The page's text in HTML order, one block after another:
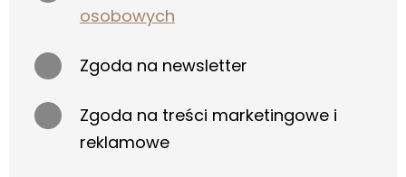
osobowych
Zgoda na newsletter
Zgoda na treści marketingowe i
reklamowe